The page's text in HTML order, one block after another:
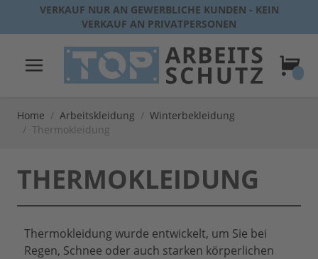
Direkt zum Inhalt
VERKAUF NUR AN GEWERBLICHE KUNDEN - KEIN
VERKAUF AN PRIVATPERSONEN
Home / Arbeitskleidung / Winterbekleidung
/ Thermokleidung
THERMOKLEIDUNG
Thermokleidung wurde entwickelt, um Sie bei
Regen, Schnee oder auch starken körperlichen